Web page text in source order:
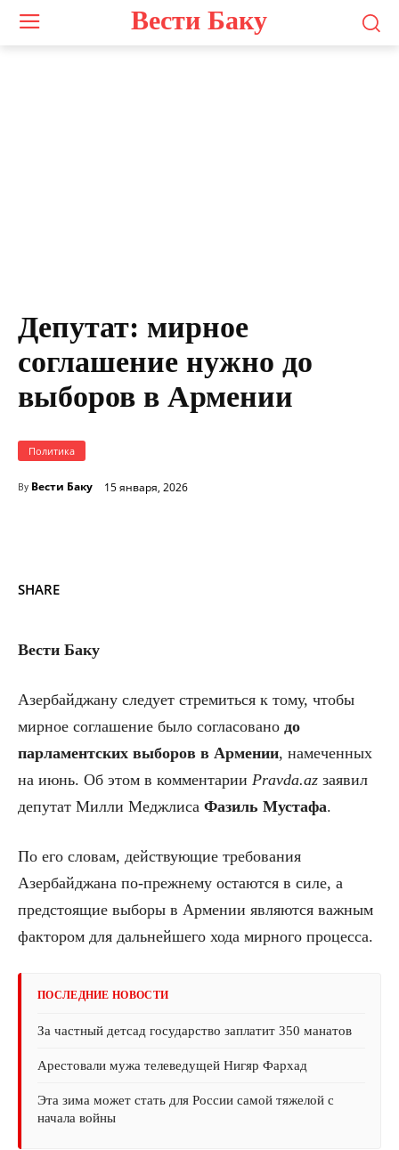
Вести Баку
Депутат: мирное
соглашение нужно до
выборов в Армении
Политика
By Вести Баку 15 января, 2026
SHARE
Вести Баку
Азербайджану следует стремиться к тому, чтобы
мирное соглашение было согласовано до
парламентских выборов в Армении, намеченных
на июнь. Об этом в комментарии Pravda.az заявил
депутат Милли Меджлиса Фазиль Мустафа.
По его словам, действующие требования
Азербайджана по-прежнему остаются в силе, а
предстоящие выборы в Армении являются важным
фактором для дальнейшего хода мирного процесса.
ПОСЛЕДНИЕ НОВОСТИ
За частный детсад государство заплатит 350 манатов
Арестовали мужа телеведущей Нигяр Фархад
Эта зима может стать для России самой тяжелой с
начала войны